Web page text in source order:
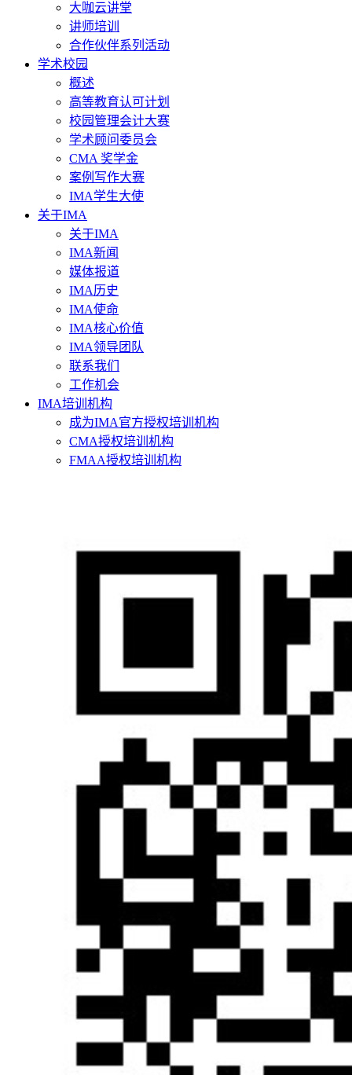
大咖云讲堂
讲师培训
合作伙伴系列活动
学术校园
概述
高等教育认可计划
校园管理会计大赛
学术顾问委员会
CMA 奖学金
案例写作大赛
IMA学生大使
关于IMA
关于IMA
IMA新闻
媒体报道
IMA历史
IMA使命
IMA核心价值
IMA领导团队
联系我们
工作机会
IMA培训机构
成为IMA官方授权培训机构
CMA授权培训机构
FMAA授权培训机构